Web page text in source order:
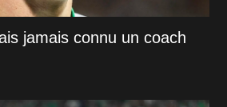
jamais connu un coach